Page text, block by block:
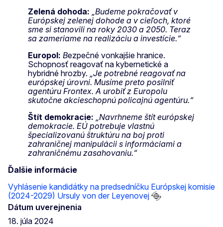
Zelená dohoda: „Budeme pokračovať v
Európskej zelenej dohode a v cieľoch, ktoré
sme si stanovili na roky 2030 a 2050. Teraz
sa zameriame na realizáciu a investície.“
Europol: Bezpečné vonkajšie hranice.
Schopnosť reagovať na kybernetické a
hybridné hrozby. „Je potrebné reagovať na
európskej úrovni. Musíme preto posilniť
agentúru Frontex. A urobiť z Europolu
skutočne akcieschopnú policajnú agentúru.“
Štít demokracie: „Navrhneme štít európskej
demokracie. EÚ potrebuje vlastnú
špecializovanú štruktúru na boj proti
zahraničnej manipulácii s informáciami a
zahraničnému zasahovaniu.“
Ďalšie informácie
Vyhlásenie kandidátky na predsedníčku Európskej komisie
(2024-2029) Ursuly von der Leyenovej
Dátum uverejnenia
18. júla 2024